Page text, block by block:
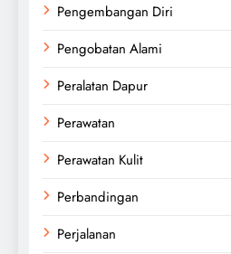
Pengembangan Diri
Pengobatan Alami
Peralatan Dapur
Perawatan
Perawatan Kulit
Perbandingan
Perjalanan